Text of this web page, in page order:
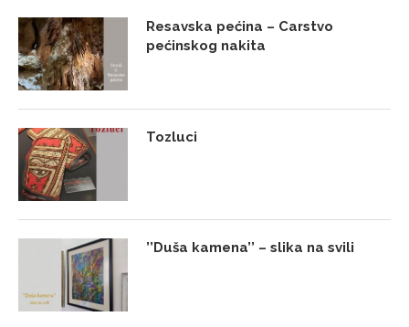
Resavska pećina – Carstvo
pećinskog nakita
Tozluci
’’Duša kamena’’ – slika na svili